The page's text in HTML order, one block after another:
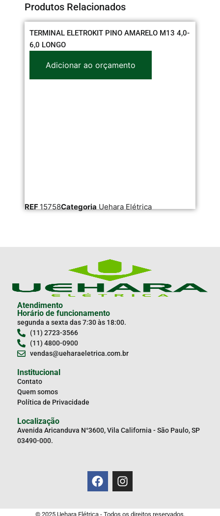
Produtos Relacionados
TERMINAL ELETROKIT PINO AMARELO M13 4,0-
6,0 LONGO
Adicionar ao orçamento
REF 15758Categoria Uehara Elétrica
Atendimento
Horário de funcionamento
segunda a sexta das 7:30 às 18:00.
(11) 2723-3566
(11) 4800-0900
vendas@ueharaeletrica.com.br
Institucional
Contato
Quem somos
Política de Privacidade
Localização
Avenida Aricanduva N°3600, Vila California - São Paulo, SP
03490-000.
© 2025 Uehara Elétrica - Todos os direitos reservados.